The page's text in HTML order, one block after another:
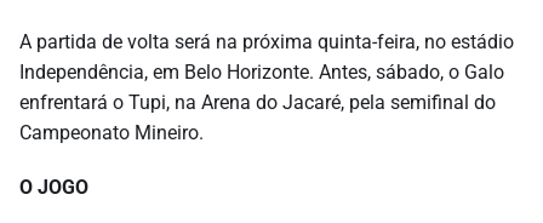
A partida de volta será na próxima quinta-feira, no estádio
Independência, em Belo Horizonte. Antes, sábado, o Galo
enfrentará o Tupi, na Arena do Jacaré, pela semifinal do
Campeonato Mineiro.
O JOGO